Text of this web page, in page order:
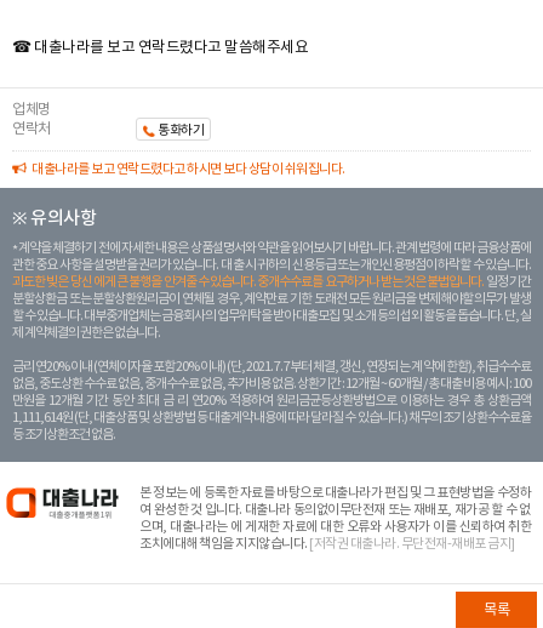
☎ 대출나라를 보고 연락드렸다고 말씀해주세요
업체명
연락처
통화하기
대출나라를 보고 연락드렸다고 하시면 보다 상담이 쉬워집니다.
※ 유의사항
계약을 체결하기 전에 자세한 내용은 상품설명서와 약관을 읽어보시기 바랍니다. 관계 법령에 따라 금융상품에
관한 중요 사항을 설명받을 권리가 있습니다. 대 출 시 귀하의 신용등급 또는 개인신용평점이 하락할 수 있습니다.
과도한 빚은 당신 에게 큰 불행을 안겨줄 수 있습니다. 중개수수료를 요구하거나 받는 것은 불법입니다. 일정 기간
분할상환금 또는 분할상환원리금이 연체될 경우, 계약만료 기한 도래전 모든 원리금을 변제해야할 의무가 발생
할 수 있습니다. 대부중개업체는 금융회사의 업무위탁을 받아 대출모집 및 소개 등의 섭외 활동을 돕습니다. 단, 실
제 계약체결의 권한은 없습니다.
금리 연20% 이내 (연체이자율 포함 20% 이내) (단, 2021. 7. 7부터 체결, 갱신, 연장되는 계 약에 한함), 취급수수료
없음, 중도상환 수수료 없음, 중개수수료 없음, 추가비용 없음. 상환기간 : 12개월 ~ 60개월 / 총 대출 비용 예시 : 100
만원을 12개월 기간 동안 최대 금 리 연20% 적용하여 원리금균등상환방법으로 이용하는 경우 총 상환금액
1,111,614원 (단, 대출상품 및 상환방법 등 대출계약 내용에 따라 달라질 수 있습니다.) 채무의 조기 상환수수료율
등 조기상환조건 없음.
본 정보는에 등록한 자료를 바탕으로 대출나라가 편집 및 그 표현방법을 수정하
여 완성한 것 입니다. 대출나라 동의없이무단전재 또는 재배포, 재가공 할 수 없
으며, 대출나라는 에 게재한 자료에 대한 오류와 사용자가 이를 신뢰하여 취한
조치에대해 책임을 지지않습니다. [저작권 대출나라. 무단전재-재배포 금지]
목록